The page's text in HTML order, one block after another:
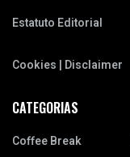
Estatuto Editorial
Cookies | Disclaimer
CATEGORIAS
Coffee Break